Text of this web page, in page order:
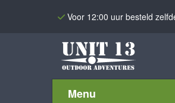
Voor 12:00 uur besteld
Menu